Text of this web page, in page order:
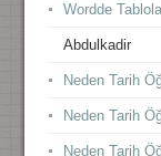
Wordde
Abdulkadir
Neden Tarih
Neden Tarih
Neden Tarih